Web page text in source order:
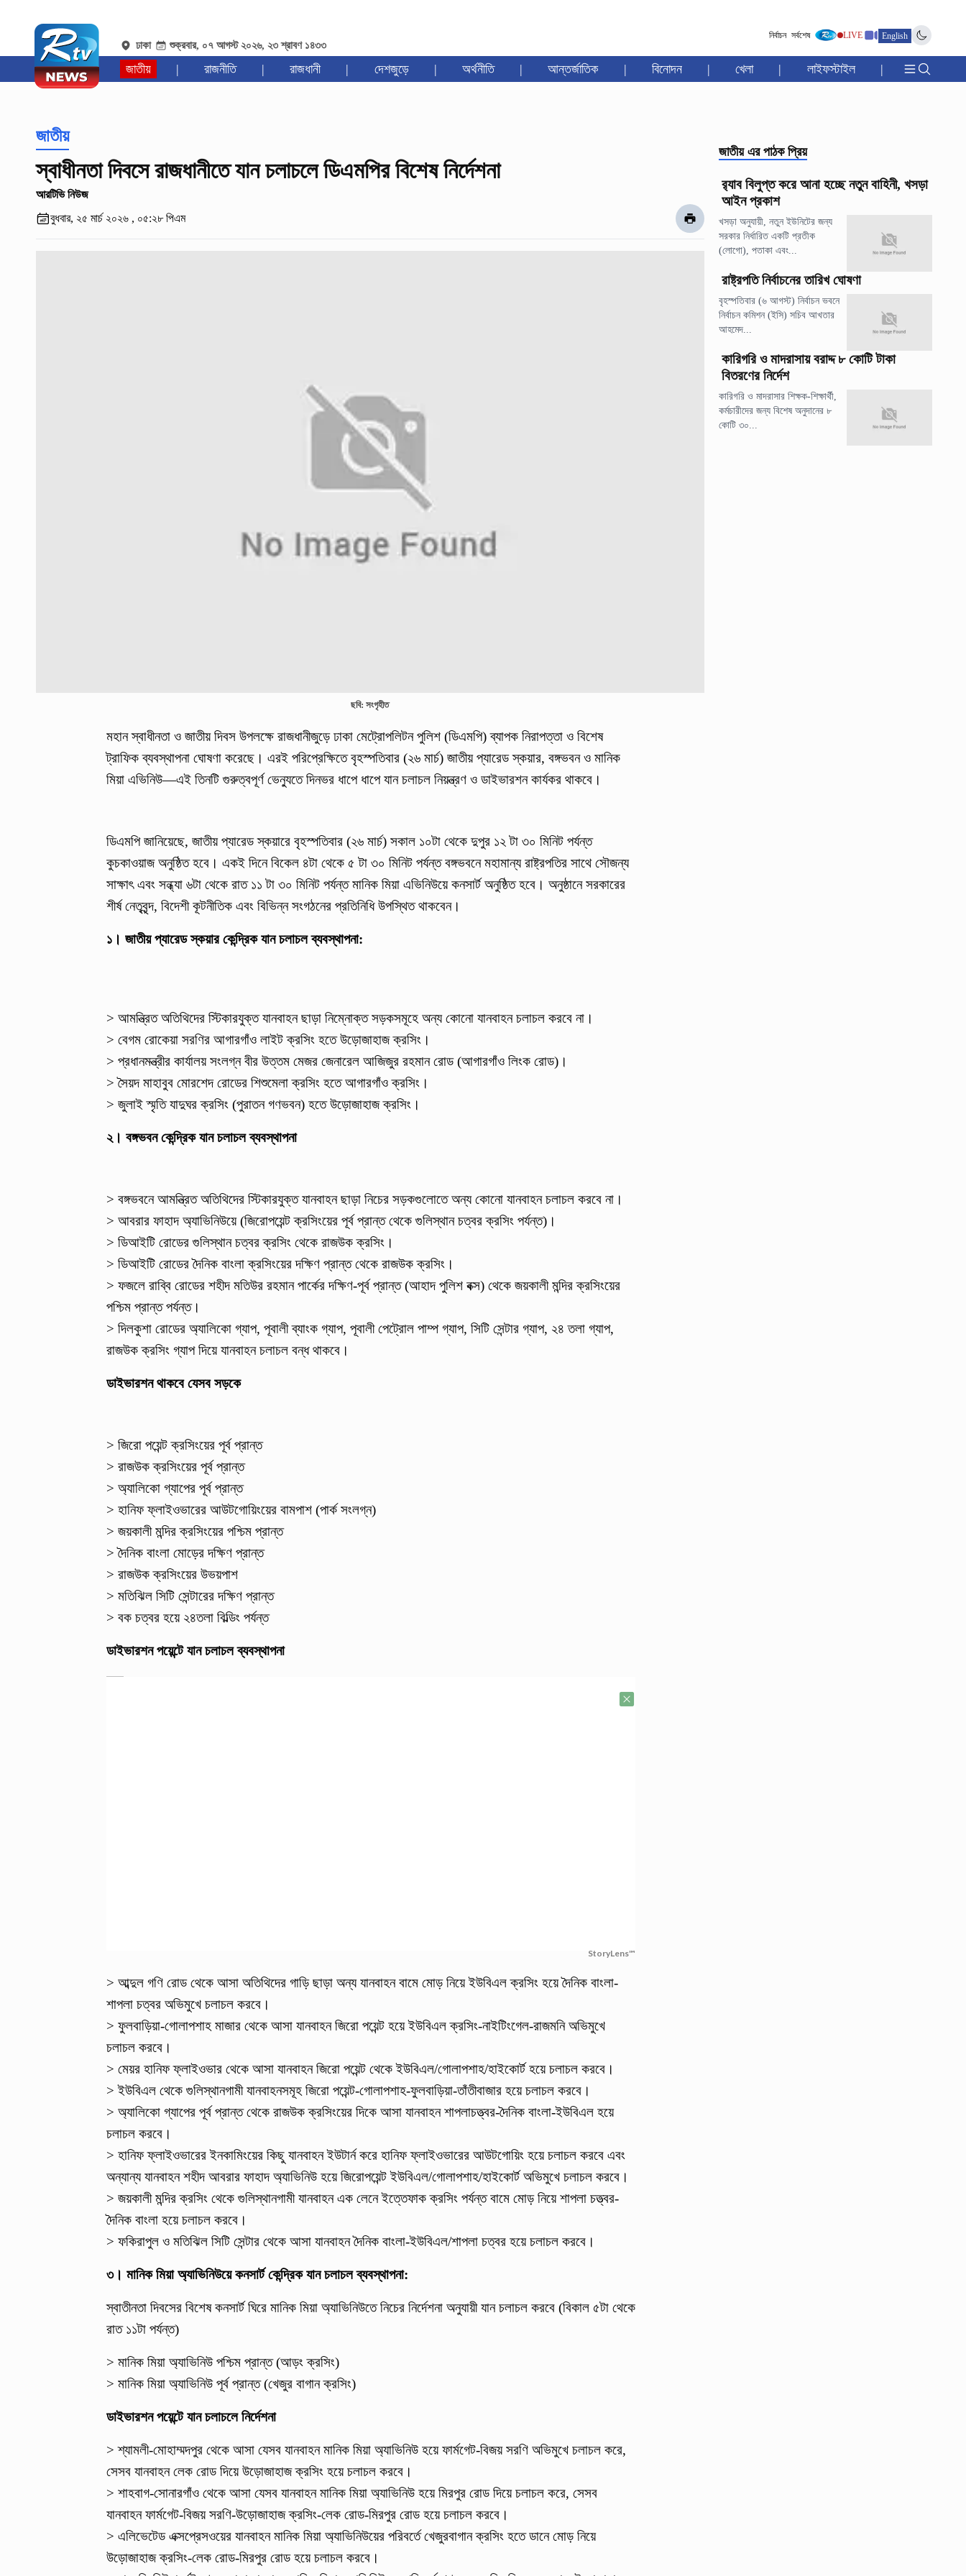
ঢাকা শুক্রবার, ০৭ আগস্ট ২০২৬, ২৩ শ্রাবণ ১৪৩৩
নির্বাচন সর্বশেষ LIVE English
জাতীয় | রাজনীতি | রাজধানী | দেশজুড়ে | অর্থনীতি | আন্তর্জাতিক | বিনোদন | খেলা | লাইফস্টাইল |
জাতীয়
স্বাধীনতা দিবসে রাজধানীতে যান চলাচলে ডিএমপির বিশেষ নির্দেশনা
আরটিভি নিউজ
বুধবার, ২৫ মার্চ ২০২৬ , ০৫:২৮ পিএম
ছবি: সংগৃহীত
মহান স্বাধীনতা ও জাতীয় দিবস উপলক্ষে রাজধানীজুড়ে ঢাকা মেট্রোপলিটন পুলিশ (ডিএমপি) ব্যাপক নিরাপত্তা ও বিশেষ
ট্রাফিক ব্যবস্থাপনা ঘোষণা করেছে। এরই পরিপ্রেক্ষিতে বৃহস্পতিবার (২৬ মার্চ) জাতীয় প্যারেড স্কয়ার, বঙ্গভবন ও মানিক
মিয়া এভিনিউ—এই তিনটি গুরুত্বপূর্ণ ভেন্যুতে দিনভর ধাপে ধাপে যান চলাচল নিয়ন্ত্রণ ও ডাইভারশন কার্যকর থাকবে।
ডিএমপি জানিয়েছে, জাতীয় প্যারেড স্কয়ারে বৃহস্পতিবার (২৬ মার্চ) সকাল ১০টা থেকে দুপুর ১২ টা ৩০ মিনিট পর্যন্ত
কুচকাওয়াজ অনুষ্ঠিত হবে। একই দিনে বিকেল ৪টা থেকে ৫ টা ৩০ মিনিট পর্যন্ত বঙ্গভবনে মহামান্য রাষ্ট্রপতির সাথে সৌজন্য
সাক্ষাৎ এবং সন্ধ্যা ৬টা থেকে রাত ১১ টা ৩০ মিনিট পর্যন্ত মানিক মিয়া এভিনিউয়ে কনসার্ট অনুষ্ঠিত হবে। অনুষ্ঠানে সরকারের
শীর্ষ নেতৃবৃন্দ, বিদেশী কূটনীতিক এবং বিভিন্ন সংগঠনের প্রতিনিধি উপস্থিত থাকবেন।
১। জাতীয় প্যারেড স্কয়ার কেন্দ্রিক যান চলাচল ব্যবস্থাপনা:
> আমন্ত্রিত অতিথিদের স্টিকারযুক্ত যানবাহন ছাড়া নিম্নোক্ত সড়কসমূহে অন্য কোনো যানবাহন চলাচল করবে না।
> বেগম রোকেয়া সরণির আগারগাঁও লাইট ক্রসিং হতে উড়োজাহাজ ক্রসিং।
> প্রধানমন্ত্রীর কার্যালয় সংলগ্ন বীর উত্তম মেজর জেনারেল আজিজুর রহমান রোড (আগারগাঁও লিংক রোড)।
> সৈয়দ মাহাবুব মোরশেদ রোডের শিশুমেলা ক্রসিং হতে আগারগাঁও ক্রসিং।
> জুলাই স্মৃতি যাদুঘর ক্রসিং (পুরাতন গণভবন) হতে উড়োজাহাজ ক্রসিং।
২। বঙ্গভবন কেন্দ্রিক যান চলাচল ব্যবস্থাপনা
> বঙ্গভবনে আমন্ত্রিত অতিথিদের স্টিকারযুক্ত যানবাহন ছাড়া নিচের সড়কগুলোতে অন্য কোনো যানবাহন চলাচল করবে না।
> আবরার ফাহাদ অ্যাভিনিউয়ে (জিরোপয়েন্ট ক্রসিংয়ের পূর্ব প্রান্ত থেকে গুলিস্থান চত্বর ক্রসিং পর্যন্ত)।
> ডিআইটি রোডের গুলিস্থান চত্বর ক্রসিং থেকে রাজউক ক্রসিং।
> ডিআইটি রোডের দৈনিক বাংলা ক্রসিংয়ের দক্ষিণ প্রান্ত থেকে রাজউক ক্রসিং।
> ফজলে রাব্বি রোডের শহীদ মতিউর রহমান পার্কের দক্ষিণ-পূর্ব প্রান্ত (আহাদ পুলিশ বক্স) থেকে জয়কালী মন্দির ক্রসিংয়ের
পশ্চিম প্রান্ত পর্যন্ত।
> দিলকুশা রোডের অ্যালিকো গ্যাপ, পূবালী ব্যাংক গ্যাপ, পূবালী পেট্রোল পাম্প গ্যাপ, সিটি সেন্টার গ্যাপ, ২৪ তলা গ্যাপ,
রাজউক ক্রসিং গ্যাপ দিয়ে যানবাহন চলাচল বন্ধ থাকবে।
ডাইভারশন থাকবে যেসব সড়কে
> জিরো পয়েন্ট ক্রসিংয়ের পূর্ব প্রান্ত
> রাজউক ক্রসিংয়ের পূর্ব প্রান্ত
> অ্যালিকো গ্যাপের পূর্ব প্রান্ত
> হানিফ ফ্লাইওভারের আউটগোয়িংয়ের বামপাশ (পার্ক সংলগ্ন)
> জয়কালী মন্দির ক্রসিংয়ের পশ্চিম প্রান্ত
> দৈনিক বাংলা মোড়ের দক্ষিণ প্রান্ত
> রাজউক ক্রসিংয়ের উভয়পাশ
> মতিঝিল সিটি সেন্টারের দক্ষিণ প্রান্ত
> বক চত্বর হয়ে ২৪তলা বিল্ডিং পর্যন্ত
ডাইভারশন পয়েন্টে যান চলাচল ব্যবস্থাপনা
StoryLens™
> আব্দুল গণি রোড থেকে আসা অতিথিদের গাড়ি ছাড়া অন্য যানবাহন বামে মোড় নিয়ে ইউবিএল ক্রসিং হয়ে দৈনিক বাংলা-
শাপলা চত্বর অভিমুখে চলাচল করবে।
> ফুলবাড়িয়া-গোলাপশাহ মাজার থেকে আসা যানবাহন জিরো পয়েন্ট হয়ে ইউবিএল ক্রসিং-নাইটিংগেল-রাজমনি অভিমুখে
চলাচল করবে।
> মেয়র হানিফ ফ্লাইওভার থেকে আসা যানবাহন জিরো পয়েন্ট থেকে ইউবিএল/গোলাপশাহ/হাইকোর্ট হয়ে চলাচল করবে।
> ইউবিএল থেকে গুলিস্থানগামী যানবাহনসমূহ জিরো পয়েন্ট-গোলাপশাহ-ফুলবাড়িয়া-তাঁতীবাজার হয়ে চলাচল করবে।
> অ্যালিকো গ্যাপের পূর্ব প্রান্ত থেকে রাজউক ক্রসিংয়ের দিকে আসা যানবাহন শাপলাচত্ত্বর-দৈনিক বাংলা-ইউবিএল হয়ে
চলাচল করবে।
> হানিফ ফ্লাইওভারের ইনকামিংয়ের কিছু যানবাহন ইউটার্ন করে হানিফ ফ্লাইওভারের আউটগোয়িং হয়ে চলাচল করবে এবং
অন্যান্য যানবাহন শহীদ আবরার ফাহাদ অ্যাভিনিউ হয়ে জিরোপয়েন্ট ইউবিএল/গোলাপশাহ/হাইকোর্ট অভিমুখে চলাচল করবে।
> জয়কালী মন্দির ক্রসিং থেকে গুলিস্থানগামী যানবাহন এক লেনে ইত্তেফাক ক্রসিং পর্যন্ত বামে মোড় নিয়ে শাপলা চত্ত্বর-
দৈনিক বাংলা হয়ে চলাচল করবে।
> ফকিরাপুল ও মতিঝিল সিটি সেন্টার থেকে আসা যানবাহন দৈনিক বাংলা-ইউবিএল/শাপলা চত্বর হয়ে চলাচল করবে।
৩। মানিক মিয়া অ্যাভিনিউয়ে কনসার্ট কেন্দ্রিক যান চলাচল ব্যবস্থাপনা:
স্বাতীনতা দিবসের বিশেষ কনসার্ট ঘিরে মানিক মিয়া অ্যাভিনিউতে নিচের নির্দেশনা অনুযায়ী যান চলাচল করবে (বিকাল ৫টা থেকে
রাত ১১টা পর্যন্ত)
> মানিক মিয়া অ্যাভিনিউ পশ্চিম প্রান্ত (আড়ং ক্রসিং)
> মানিক মিয়া অ্যাভিনিউ পূর্ব প্রান্ত (খেজুর বাগান ক্রসিং)
ডাইভারশন পয়েন্টে যান চলাচলে নির্দেশনা
> শ্যামলী-মোহাম্মদপুর থেকে আসা যেসব যানবাহন মানিক মিয়া অ্যাভিনিউ হয়ে ফার্মগেট-বিজয় সরণি অভিমুখে চলাচল করে,
সেসব যানবাহন লেক রোড দিয়ে উড়োজাহাজ ক্রসিং হয়ে চলাচল করবে।
> শাহবাগ-সোনারগাঁও থেকে আসা যেসব যানবাহন মানিক মিয়া অ্যাভিনিউ হয়ে মিরপুর রোড দিয়ে চলাচল করে, সেসব
যানবাহন ফার্মগেট-বিজয় সরণি-উড়োজাহাজ ক্রসিং-লেক রোড-মিরপুর রোড হয়ে চলাচল করবে।
> এলিভেটেড এক্সপ্রেসওয়ের যানবাহন মানিক মিয়া অ্যাভিনিউয়ের পরিবর্তে খেজুরবাগান ক্রসিং হতে ডানে মোড় নিয়ে
উড়োজাহাজ ক্রসিং-লেক রোড-মিরপুর রোড হয়ে চলাচল করবে।
জাতীয় এর পাঠক প্রিয়
র‍্যাব বিলুপ্ত করে আনা হচ্ছে নতুন বাহিনী, খসড়া
আইন প্রকাশ
খসড়া অনুযায়ী, নতুন ইউনিটের জন্য
সরকার নির্ধারিত একটি প্রতীক
(লোগো), পতাকা এবং...
রাষ্ট্রপতি নির্বাচনের তারিখ ঘোষণা
বৃহস্পতিবার (৬ আগস্ট) নির্বাচন ভবনে
নির্বাচন কমিশন (ইসি) সচিব আখতার
আহমেদ...
কারিগরি ও মাদরাসায় বরাদ্দ ৮ কোটি টাকা
বিতরণের নির্দেশ
কারিগরি ও মাদরাসার শিক্ষক-শিক্ষার্থী,
কর্মচারীদের জন্য বিশেষ অনুদানের ৮
কোটি ৩০...